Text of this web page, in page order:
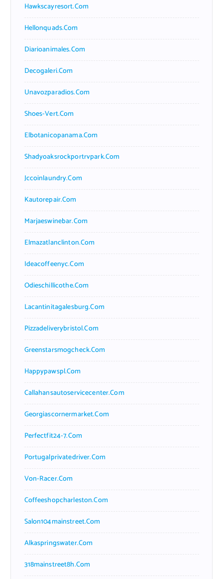
Hawkscayresort.com
Hellonquads.com
Diarioanimales.com
Decogaleri.com
Unavozparadios.com
Shoes-Vert.com
Elbotanicopanama.com
Shadyoaksrockportrvpark.com
Jccoinlaundry.com
Kautorepair.com
Marjaeswinebar.com
Elmazatlanclinton.com
Ideacoffeenyc.com
Odieschillicothe.com
Lacantinitagalesburg.com
Pizzadeliverybristol.com
Greenstarsmogcheck.com
Happypawspl.com
Callahansautoservicecenter.com
Georgiascornermarket.com
Perfectfit24-7.com
Portugalprivatedriver.com
Von-Racer.com
Coffeeshopcharleston.com
Salon104mainstreet.com
Alkaspringswater.com
318mainstreet8h.com